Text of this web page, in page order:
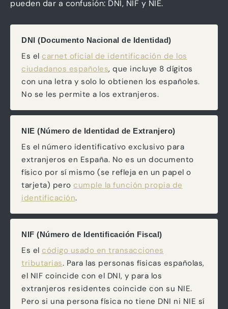
pueden dar a confusión: DNI, NIF y NIE.
DNI (Documento Nacional de Identidad)
Es el carnet oficial de identificación de los
ciudadanos españoles, que incluye 8 dígitos
con una letra y solo lo obtienen los españoles.
No se les permite a los extranjeros.
NIE (Número de Identidad de Extranjero)
Es el número identificativo exclusivo para
extranjeros en España. No es un documento
físico por sí mismo (se refleja en un papel o
tarjeta) pero cumple la función propia de
identificación.
NIF (Número de Identificación Fiscal)
Es el código usado en transacciones
tributarias. Para las personas físicas españolas,
el NIF coincide con el DNI, y para los
extranjeros residentes coincide con su NIE.
Pero si una persona física no tiene DNI ni NIE sí